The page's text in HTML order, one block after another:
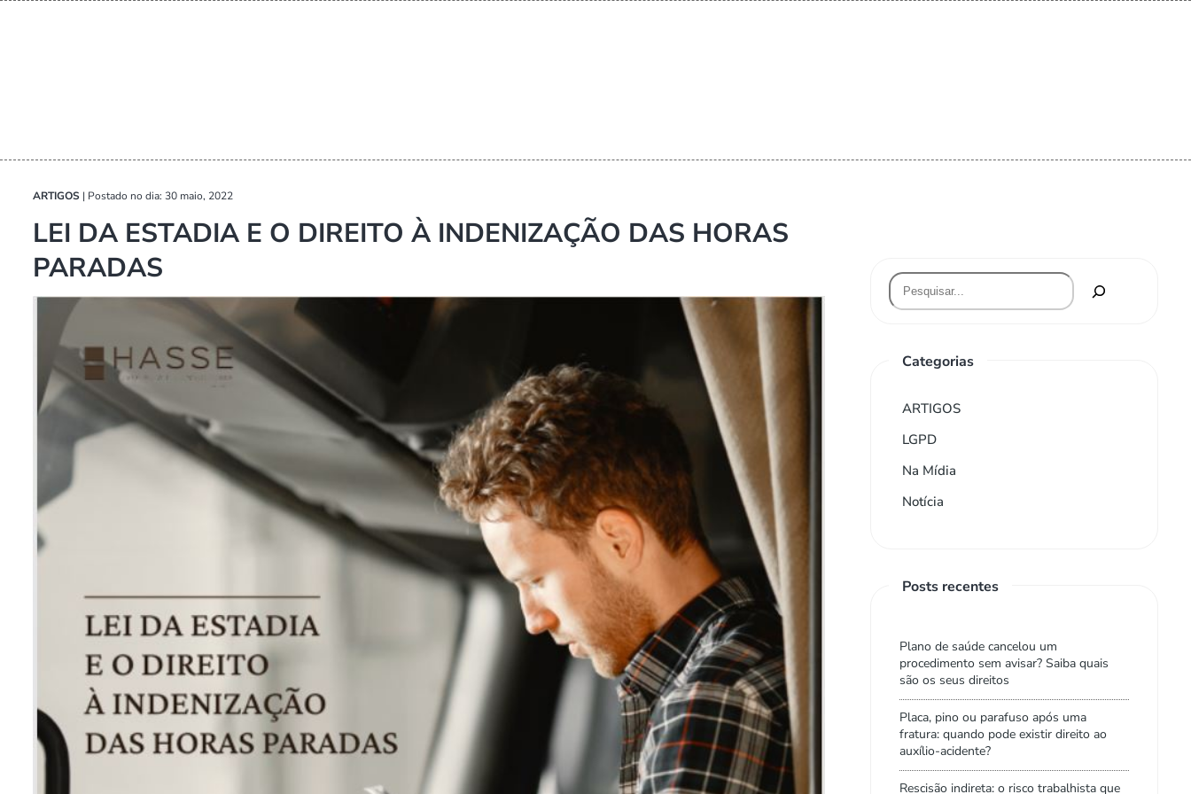
ARTIGOS | Postado no dia: 30 maio, 2022
LEI DA ESTADIA E O DIREITO À INDENIZAÇÃO DAS HORAS
PARADAS
Categorias
ARTIGOS
LGPD
Na Mídia
Notícia
Posts recentes
Plano de saúde cancelou um
procedimento sem avisar? Saiba quais
são os seus direitos
Placa, pino ou parafuso após uma
fratura: quando pode existir direito ao
auxílio-acidente?
Rescisão indireta: o risco trabalhista que